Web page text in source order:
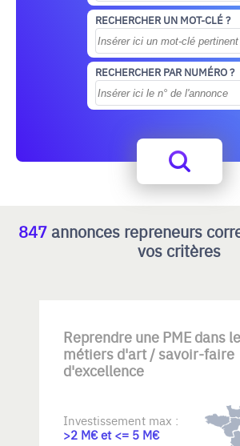
RECHERCHER UN MOT-CLÉ ?
RECHERCHER PAR NUMÉRO ?
847annonces repreneurs
vos critères
Reprendre une PME dans
métiers d'art / savoir-faire
d'excellence
Investissement max :
>2 M€ et <= 5 M€